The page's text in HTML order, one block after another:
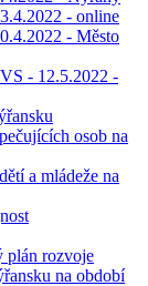
- online
- Město
- 12.5.2022 -
osob na
a mládeže na
plán rozvoje
na období